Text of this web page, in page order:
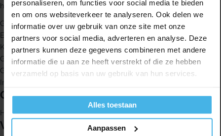
personaliseren, om functies voor social media te bieden
en om ons websiteverkeer te analyseren. Ook delen we
informatie over uw gebruik van onze site met onze
partners voor social media, adverteren en analyse. Deze
partners kunnen deze gegevens combineren met andere
informatie die u aan ze heeft verstrekt of die ze hebben
verzameld op basis van uw gebruik van hun services.
Alles toestaan
Aanpassen
handig beschermkapje voor de borstelkop.
Geschikt bij gevoelig of ontstoken tandvlees
Effectieve reiniging
Kleine borstelkop voor moeilijke plekken in de mond
Geschikt voor dagelijks gebruik
Goed te combineren met Vitis Gingival tandpasta
Inclusief beschermkapje voor extra hygiëne
Gebruik
Het advies is om je tanden tweemaal daags te poetsen.
Vergelijkbare producten